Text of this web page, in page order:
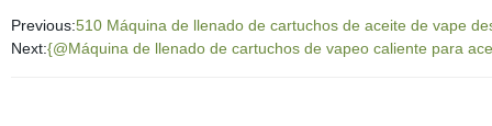
Previous:510 Máquina de llenado de cartuchos de aceite de vape
Next:{@Máquina de llenado de cartuchos de vapeo caliente para